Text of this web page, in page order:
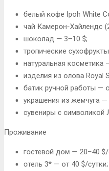
белый кофе Ipoh White
чай Камерон-Хайлендс
шоколад — 3–10 $;
тропические
натуральная косметика
изделия из олова Royal
батик ручной работы —
украшения из жемчуга —
сувениры с символикой
Проживание
гостевой дом — 20–40 $/
отель 3* — от 40 $/сутки;